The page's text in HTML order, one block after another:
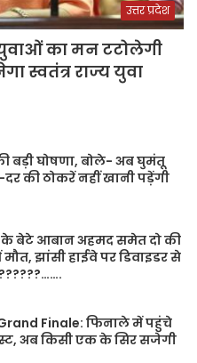
उत्तर प्रदेश
का मन टटोलेगी
स्वतंत्र राज्य युवा
बड़ी घोषणा, बोले- अब घुमंतू
की ठोकरें नहीं खानी पड़ेंगी
बेटे आबान अहमद समेत दो की
झांसी हाईवे पर डिवाइडर से
Finale: फिनाले में पहुंचे
अब किसी एक के सिर सजेगी